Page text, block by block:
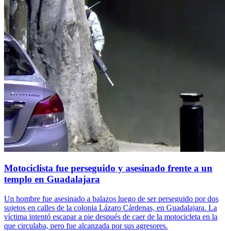
Motociclista fue perseguido y asesinado frente a un
templo en Guadalajara
Un hombre fue asesinado a balazos luego de ser perseguido por dos
sujetos en calles de la colonia Lázaro Cárdenas, en Guadalajara. La
víctima intentó escapar a pie después de caer de la motocicleta en la
que circulaba, pero fue alcanzada por sus agresores.